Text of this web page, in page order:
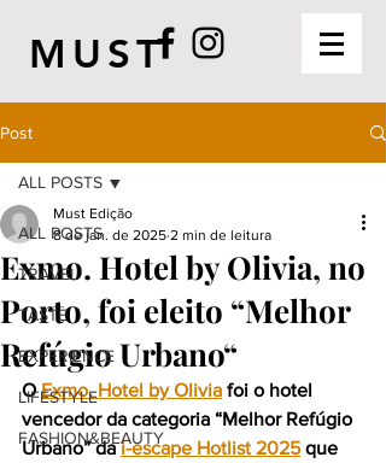
MUST
Post
ALL POSTS
TRAVEL
TASTE
EXPERIENCE
LIFESTYLE
FASHION&BEAUTY
ALL POSTS
Exmo. Hotel by Olivia, no
Porto, foi eleito “Melhor
Refúgio Urbano“
Must Edição
8 de jan. de 2025 2 min de leitura
O Exmo. Hotel by Olivia foi o hotel
vencedor da categoria “Melhor Refúgio
Urbano” da i-escape Hotlist 2025 que